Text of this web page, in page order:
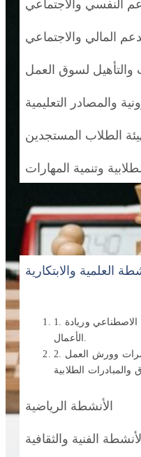
النفسي والاجتماعي
المالي والاجتماعي
والتأهيل لسوق العمل
والمصادر التعليمية
الطلاب المستجدين
وتنمية المهارات
العلمية والابتكارية
1. مسابقات البرمجة والذكاء الاصطناعي وريادة
2. المشاركة في الندوات والمؤتمرات وورش العمل
الأنشطة الرياضية
الفنية والثقافية